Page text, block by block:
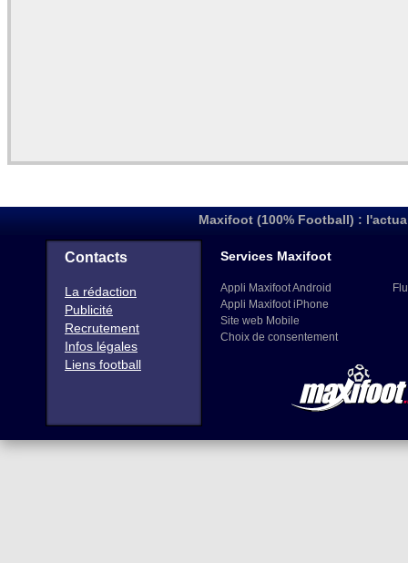
Maxifoot (100% Football) :
Contacts
La rédaction
Publicité
Recrutement
Infos légales
Liens football
Services Maxifoot
Appli Maxifoot Android
Appli Maxifoot iPhone
Site web Mobile
Choix de consentement